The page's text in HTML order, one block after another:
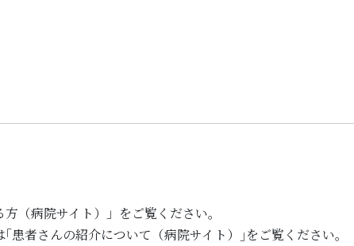
（病院サイト）」をご覧ください。
者さんの紹介について（病院サイト）｣をご覧ください。